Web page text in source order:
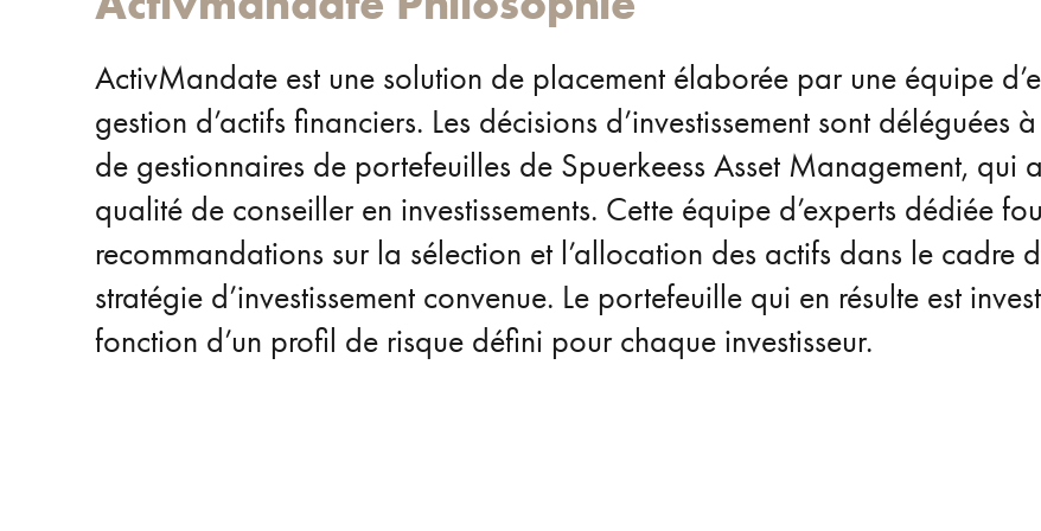
ActivMandate est une solution de placement élaborée par une équipe
gestion d’actifs financiers. Les décisions d’investissement sont déléguées
de gestionnaires de portefeuilles de Spuerkeess Asset Management, qui
qualité de conseiller en investissements. Cette équipe d’experts dédiée
recommandations sur la sélection et l’allocation des actifs dans le cadre
stratégie d’investissement convenue. Le portefeuille qui en résulte est
fonction d’un profil de risque défini pour chaque investisseur.